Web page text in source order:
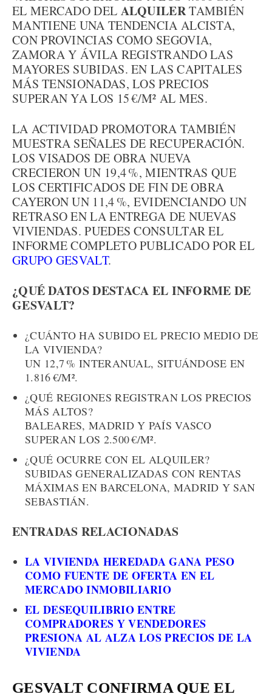
EL MERCADO DEL ALQUILERTAMBIÉN
MANTIENE UNA TENDENCIA ALCISTA,
CON PROVINCIAS COMO SEGOVIA,
ZAMORA Y ÁVILA REGISTRANDO LAS
MAYORES SUBIDAS. EN LAS CAPITALES
MÁS TENSIONADAS, LOS PRECIOS
SUPERAN YA LOS 15 €/M² AL MES.
LA ACTIVIDAD PROMOTORA TAMBIÉN
MUESTRA SEÑALES DE RECUPERACIÓN.
LOS VISADOS DE OBRA NUEVA
CRECIERON UN 19,4 %, MIENTRAS QUE
LOS CERTIFICADOS DE FIN DE OBRA
CAYERON UN 11,4 %, EVIDENCIANDO UN
RETRASO EN LA ENTREGA DE NUEVAS
VIVIENDAS. PUEDES CONSULTAR EL
INFORME COMPLETO PUBLICADO POR EL
GRUPO GESVALT.
¿QUÉ DATOS DESTACA EL INFORME DE
GESVALT?
¿CUÁNTO HA SUBIDO EL PRECIO MEDIO DE
LA VIVIENDA?
UN 12,7 % INTERANUAL, SITUÁNDOSE EN
1.816 €/M².
¿QUÉ REGIONES REGISTRAN LOS PRECIOS
MÁS ALTOS?
BALEARES, MADRID Y PAÍS VASCO
SUPERAN LOS 2.500 €/M².
¿QUÉ OCURRE CON EL ALQUILER?
SUBIDAS GENERALIZADAS CON RENTAS
MÁXIMAS EN BARCELONA, MADRID Y SAN
SEBASTIÁN.
ENTRADAS RELACIONADAS
LA VIVIENDA HEREDADA GANA PESO
COMO FUENTE DE OFERTA EN EL
MERCADO INMOBILIARIO
EL DESEQUILIBRIO ENTRE
COMPRADORES Y VENDEDORES
PRESIONA AL ALZA LOS PRECIOS DE LA
VIVIENDA
GESVALT CONFIRMA QUE EL